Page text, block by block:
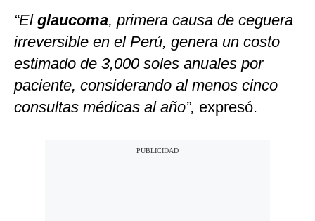
“El glaucoma, primera causa de ceguera
irreversible en el Perú, genera un costo
estimado de 3,000 soles anuales por
paciente, considerando al menos cinco
consultas médicas al año”, expresó.